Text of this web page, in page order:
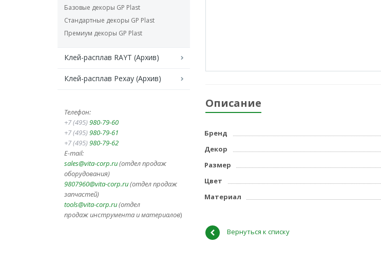
Базовые декоры GP Plast
Стандартные декоры GP Plast
Премиум декоры GP Plast
Клей-расплав RAYT (Архив)
Клей-расплав Рехау (Архив)
Телефон:
+7 (495) 980-79-60
+7 (495) 980-79-61
+7 (495) 980-79-62
E-mail:
sales@vita-corp.ru(отдел продаж
оборудования)
9807960@vita-corp.ru(отдел продаж
запчастей)
tools@vita-corp.ru(отдел
продаж инструмента иматериалов)
Описание
Бренд
Декор
Размер
Цвет
Материал
Вернуться к списку